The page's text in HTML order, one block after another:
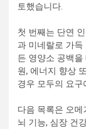
토했습니다.
첫 번째는 단연
과 미네랄로 가
든 영양소 공백을
원, 에너지 향상
경우 모두의 요
다음 목록은 오
뇌 기능, 심장 건